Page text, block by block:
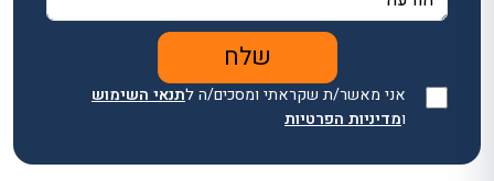
אני מאשר/ת שקראתי ומסכים/ה לתנאי השימוש
ומדיניות הפרטיות